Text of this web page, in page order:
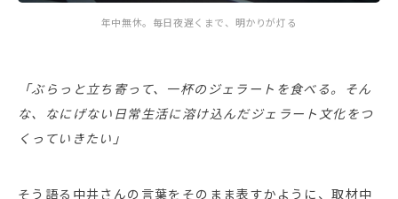
年中無休。毎日夜遅くまで、明かりが灯る
「ぶらっと立ち寄って、一杯のジェラートを食べる。そん
な、なにげない日常生活に溶け込んだジェラート文化をつ
くっていきたい」
そう語る中井さんの言葉をそのまま表すかように、取材中